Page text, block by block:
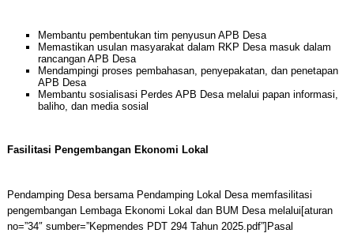
Membantu pembentukan tim penyusun APB Desa
Memastikan usulan masyarakat dalam RKP Desa masuk dalam
rancangan APB Desa
Mendampingi proses pembahasan, penyepakatan, dan penetapan
APB Desa
Membantu sosialisasi Perdes APB Desa melalui papan informasi,
baliho, dan media sosial
Fasilitasi Pengembangan Ekonomi Lokal
Pendamping Desa bersama Pendamping Lokal Desa memfasilitasi
pengembangan Lembaga Ekonomi Lokal dan BUM Desa melalui[aturan
no=”34″ sumber=”Kepmendes PDT 294 Tahun 2025.pdf”]Pasal